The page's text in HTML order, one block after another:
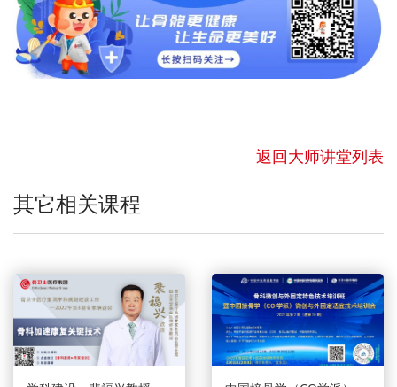
返回大师讲堂列表
其它相关课程